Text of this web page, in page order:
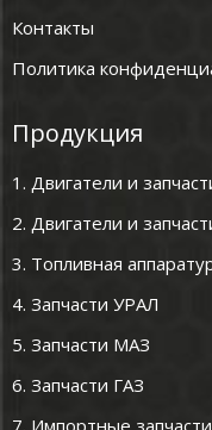
Контакты
Политика
Продукция
1. Двигатели и
2. Двигатели и
3. Топливная
4. Запчасти УРАЛ
5. Запчасти МАЗ
6. Запчасти ГАЗ
7. Импортные запчасти